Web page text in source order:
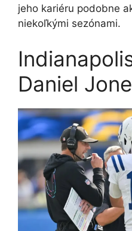
jeho kariéru podobne
niekoľkými sezónami.
Daniel